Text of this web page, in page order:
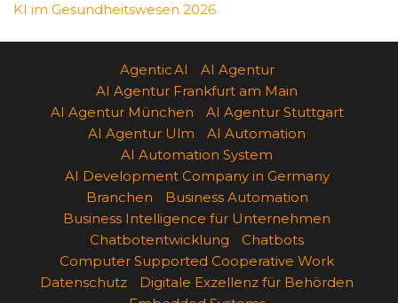
KI im Gesundheitswesen 2026
Agentic AI
AI Agentur
AI Agentur Frankfurt am Main
AI Agentur München
AI Agentur Stuttgart
AI Agentur Ulm
AI Automation
AI Automation System
AI Development Company in Germany
Branchen
Business Automation
Business Intelligence für Unternehmen
Chatbotentwicklung
Chatbots
Computer Supported Cooperative Work
Datenschutz
Digitale Exzellenz für Behörden